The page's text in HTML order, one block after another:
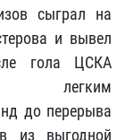
сыграл на
и вывел
гола ЦСКА
легким
до перерыва
из выгодной